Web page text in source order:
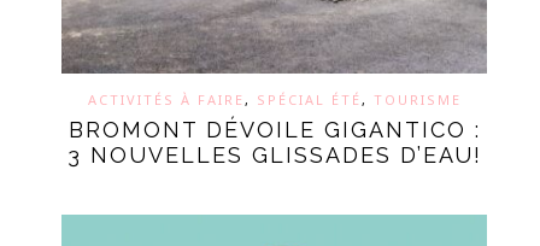
ACTIVITÉS À FAIRE , SPÉCIAL ÉTÉ , TOURISME
BROMONT DÉVOILE GIGANTICO :
3 NOUVELLES GLISSADES D’EAU!